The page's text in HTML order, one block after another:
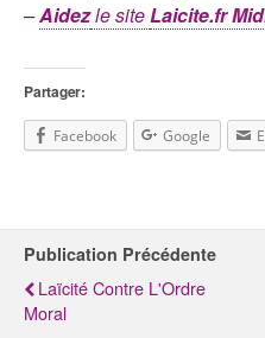
–Aidezle siteLaicite.fr
Partager:
Facebook Google
Publication Précédente
Laïcité Contre L'Ordre
Moral